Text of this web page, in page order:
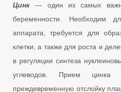
Цинк— один из самых
беременности. Необходим
аппарата, требуется для
клетки, а также для роста и
в регуляции синтеза
углеводов. Прием цинка
преждевременную отслойку